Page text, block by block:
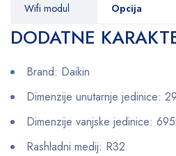
Wifi modul Opcija
DODATNE
Brand: Daikin
Dimenzije unutarnje jedinice:
Dimenzije vanjske jedinice:
Rashladni medij: R32